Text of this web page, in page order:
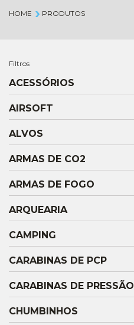
HOME PRODUTOS
Filtros
ACESSÓRIOS
AIRSOFT
ALVOS
ARMAS DE CO2
ARMAS DE FOGO
ARQUEARIA
CAMPING
CARABINAS DE PCP
CARABINAS DE PRESSÃO
CHUMBINHOS